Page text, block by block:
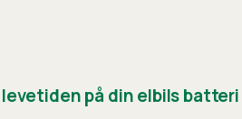
på din elbils batteri